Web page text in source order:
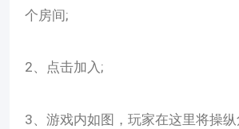
个房间;
2、点击加入;
3、游戏内如图，玩家在这里将操